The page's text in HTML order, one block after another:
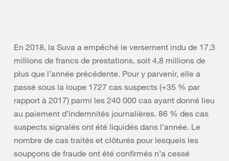
En 2018, la Suva a empêché le versement indu de 17,3
millions de francs de prestations, soit 4,8 millions de
plus que l’année précédente. Pour y parvenir, elle a
passé sous la loupe 1727 cas suspects (+35 % par
rapport à 2017) parmi les 240 000 cas ayant donné lieu
au paiement d’indemnités journalières. 86 % des cas
suspects signalés ont été liquidés dans l’année. Le
nombre de cas traités et clôturés pour lesquels les
soupçons de fraude ont été confirmés n’a cessé